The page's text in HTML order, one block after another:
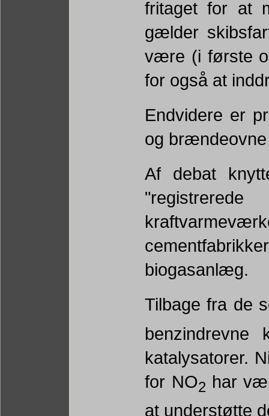
fritaget for at
gælder
være (i første
for også at
Endvidere er
og
Af debat
biogasanlæg.
Tilbage fra de
benzindrevne
katalysatorer.
for NO2 har
at understøtte